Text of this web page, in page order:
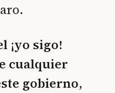
¡yo sigo!
cualquier
gobierno,